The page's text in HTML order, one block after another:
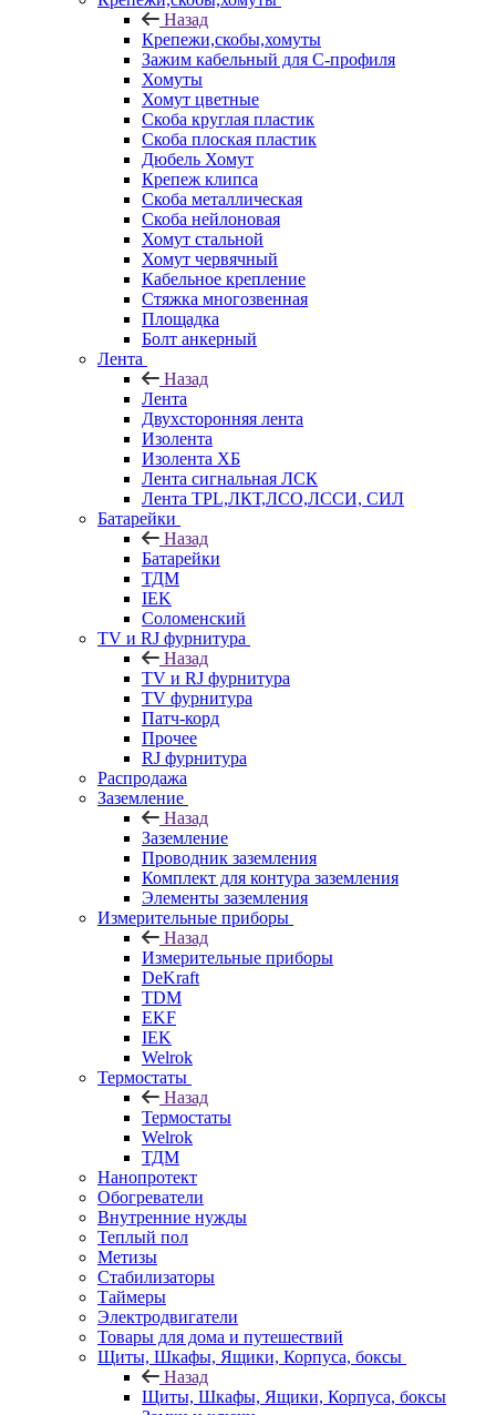
Назад
Крепежи,скобы,хомуты
Зажим кабельный для С-профиля
Хомуты
Хомут цветные
Скоба круглая пластик
Скоба плоская пластик
Дюбель Хомут
Крепеж клипса
Скоба металлическая
Скоба нейлоновая
Хомут стальной
Хомут червячный
Кабельное крепление
Стяжка многозвенная
Площадка
Болт анкерный
Лента
Назад
Лента
Двухсторонняя лента
Изолента
Изолента ХБ
Лента сигнальная ЛСК
Лента TPL,ЛКТ,ЛСО,ЛССИ, СИЛ
Батарейки
Назад
Батарейки
ТДМ
IEK
Соломенский
TV и RJ фурнитура
Назад
TV и RJ фурнитура
TV фурнитура
Патч-корд
Прочее
RJ фурнитура
Распродажа
Заземление
Назад
Заземление
Проводник заземления
Комплект для контура заземления
Элементы заземления
Измерительные приборы
Назад
Измерительные приборы
DeKraft
TDM
EKF
IEK
Welrok
Термостаты
Назад
Термостаты
Welrok
ТДМ
Нанопротект
Обогреватели
Внутренние нужды
Теплый пол
Метизы
Стабилизаторы
Таймеры
Электродвигатели
Товары для дома и путешествий
Щиты, Шкафы, Ящики, Корпуса, боксы
Назад
Щиты, Шкафы, Ящики, Корпуса, боксы